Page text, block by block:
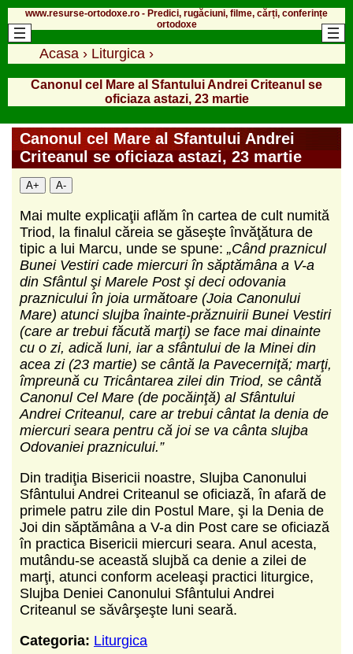
www.resurse-ortodoxe.ro - Predici, rugăciuni, filme, cărți, conferințe
ortodoxe
Acasa › Liturgica ›
Canonul cel Mare al Sfantului Andrei Criteanul se
oficiaza astazi, 23 martie
Canonul cel Mare al Sfantului Andrei
Criteanul se oficiaza astazi, 23 martie
A+ A-
Mai multe explicaţii aflăm în cartea de cult numită
Triod, la finalul căreia se găseşte învăţătura de
tipic a lui Marcu, unde se spune: „Când praznicul
Bunei Vestiri cade miercuri în săptămâna a V-a
din Sfântul şi Marele Post şi deci odovania
praznicului în joia următoare (Joia Canonului
Mare) atunci slujba înainte-prăznuirii Bunei Vestiri
(care ar trebui făcută marţi) se face mai dinainte
cu o zi, adică luni, iar a sfântului de la Minei din
acea zi (23 martie) se cântă la Pavecerniţă; marţi,
împreună cu Tricântarea zilei din Triod, se cântă
Canonul Cel Mare (de pocăinţă) al Sfântului
Andrei Criteanul, care ar trebui cântat la denia de
miercuri seara pentru că joi se va cânta slujba
Odovaniei praznicului.”
Din tradiţia Bisericii noastre, Slujba Canonului
Sfântului Andrei Criteanul se oficiază, în afară de
primele patru zile din Postul Mare, şi la Denia de
Joi din săptămâna a V-a din Post care se oficiază
în practica Bisericii miercuri seara. Anul acesta,
mutându-se această slujbă ca denie a zilei de
marţi, atunci conform aceleaşi practici liturgice,
Slujba Deniei Canonului Sfântului Andrei
Criteanul se săvârşeşte luni seară.
Categoria: Liturgica